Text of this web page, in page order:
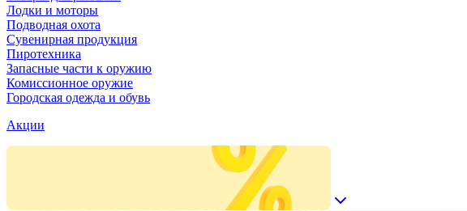
Лодки и моторы
Подводная охота
Сувенирная продукция
Пиротехника
Запасные части к оружию
Комиссионное оружие
Городская одежда и обувь
Акции